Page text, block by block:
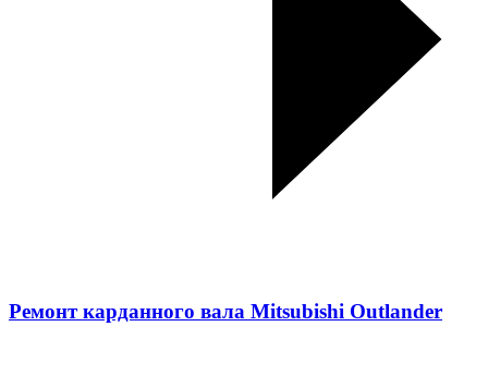
Ремонт карданного вала Mitsubishi Outlander